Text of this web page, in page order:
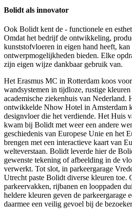
Bolidt als innovator
Ook Bolidt kent de - functionele en
Omdat het bedrijf de ontwikkeling,
kunststofvloeren in eigen hand heeft,
ontwerpmogelijkheden bieden. Elke
zijn eigen wijze dankbaar gebruik van.
Het Erasmus MC in Rotterdam koos
wandsystemen in tijdloze, rustige
academische ziekenhuis van
ontwikkelde Nhow Hotel in Amsterdam
designvloer die het verdiende. Het Huis
kwam bij Bolidt met weer een andere
geschiedenis van Europese Unie en het
brengen met een interactieve kaart van
welteverstaan. Bolidt leverde hier de
gewenste tekening of afbeelding in de
verwerkt. Tot slot, in parkeergarage
Utrecht paste Bolidt diverse kleuren toe.
parkeervakken, rijbanen en looppaden
heldere kleuren geven de parkeergarage
daarmee een veilig gevoel bij de